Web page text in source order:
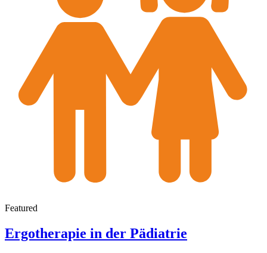
Featured
Ergotherapie in der Pädiatrie